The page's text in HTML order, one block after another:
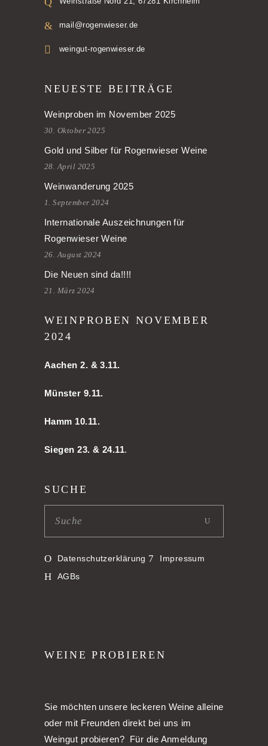
mail@rogenwieser.de
weingut-rogenwieser.de
NEUESTE BEITRÄGE
Weinproben im November 2025
30. Oktober 2025
Gold und Silber für Rogenwieser Weine
28. April 2025
Weinwanderung 2025
1. September 2024
Internationale Auszeichnungen für
Rogenwieser Weine
26. August 2024
Die Neuen sind da!!!!
21. März 2024
WEINPROBEN NOVEMBER
2024
Aachen 2. & 3.11.
Münster 9.11.
Hamm 10.11.
Siegen 23. & 24.11.
SUCHE
Datenschutzerklärung
Impressum
AGBs
WEINE PROBIEREN
Sie möchten unsere leckeren Weine alleine
oder mit Freunden direkt bei uns im
Weingut probieren? Für die Anmeldung